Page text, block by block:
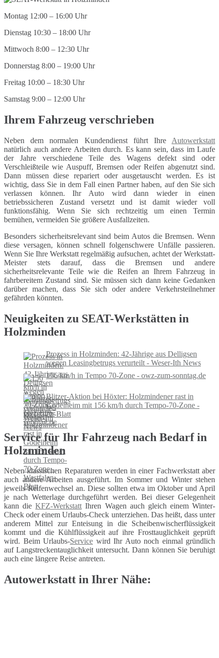
Montag 12:00 – 16:00 Uhr
Dienstag 10:30 – 18:00 Uhr
Mittwoch 8:00 – 12:30 Uhr
Donnerstag 8:00 – 19:00 Uhr
Freitag 10:00 – 18:30 Uhr
Samstag 9:00 – 12:00 Uhr
Ihrem Fahrzeug verschrieben
Neben dem normalen Kundendienst führt Ihre Autowerkstatt
natürlich auch andere Arbeiten durch. Es kann sein, dass im Laufe
der Jahre verschiedene Teile des Wagens defekt sind oder
Verschleißteile wie Auspuff, Bremsen oder Reifen abgenutzt sind.
Dann müssen diese repariert oder ausgetauscht werden. Es ist
wichtig, dass Sie in dem Fall einen Partner haben, auf den Sie sich
verlassen können. Ihr Auto wird dann wieder in einen
betriebssicheren Zustand versetzt und ist damit wieder voll
funktionsfähig. Wenn Sie sich rechtzeitig um einen Termin
bemühen, vermeiden Sie größere Ausfallzeiten.
Besonders sicherheitsrelevant sind beim Autos die Bremsen. Wenn
diese versagen, können schnell folgenschwere Unfälle passieren.
Wenn Sie Ihre Werkstatt regelmäßig aufsuchen, achtet der Werkstatt-
Meister stets darauf, dass die Bremsen und andere
sicherheitsrelevante Teile wie die Reifen an Ihrem Fahrzeug in
fahrbereitem Zustand sind. Sie müssen sich dann keine Gedanken
darüber machen, dass Sie sich oder andere Verkehrsteilnehmer
gefährden könnten.
Neuigkeiten zu SEAT-Werkstätten in
Holzminden
Prozess in Holzminden: 42-Jährige aus Delligsen
wegen Leasingbetrugs verurteilt - Weser-Ith News
156 km/h in Tempo 70-Zone - owz-zum-sonntag.de
Blitzer-Aktion bei Höxter: Holzmindener rast in
Godelheim mit 156 km/h durch Tempo-70-Zone -
Westfalen-Blatt
Service für Ihr Fahrzeug nach Bedarf in
Holzminden
Neben klassischen Reparaturen werden in einer Fachwerkstatt aber
auch andere Arbeiten ausgeführt. Im Sommer und Winter stehen
jeweils Reifenwechsel an. Diese sollten etwa im Oktober und April
je nach Wetterlage durchgeführt werden. Bei dieser Gelegenheit
kann dieKFZ-WerkstattIhren Wagen auch gleich einem Winter-
Check oder einem Urlaubs-Check unterziehen. Das heißt, dass unter
anderem Mittel zur Enteisung in die Scheibenwischerflüssigkeit
kommt und die Kühlflüssigkeit auf ihre Frosttauglichkeit geprüft
wird. Beim Urlaubs-Service wird Ihr Auto noch einmal gründlich
auf Langstreckentauglichkeit untersucht. Dann können Sie beruhigt
auch eine längere Reise antreten.
Autowerkstatt in Ihrer Nähe: